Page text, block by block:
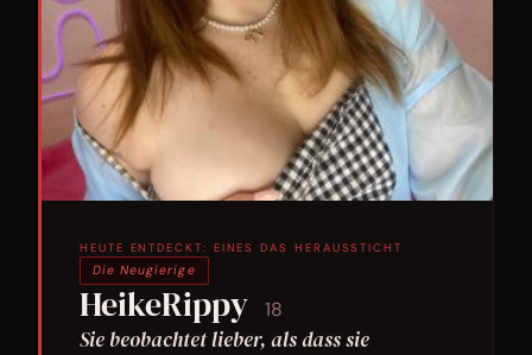
HEUTE ENTDECKT: EINES DAS HERAUSSTICHT
Die Neugierige
HeikeRippy 18
Sie beobachtet lieber, als dass sie